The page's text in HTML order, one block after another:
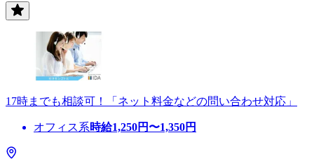
17時までも相談可！「ネット料金などの問い合わせ対応」
オフィス系時給1,250円〜1,350円